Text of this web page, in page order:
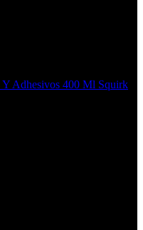
Y Adhesivos 400 Ml Squirk